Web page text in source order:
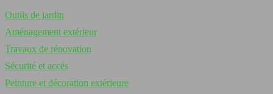
Outils de jardin
Aménagement extérieur
Travaux de rénovation
Sécurité et accés
Peinture et décoration extérieure